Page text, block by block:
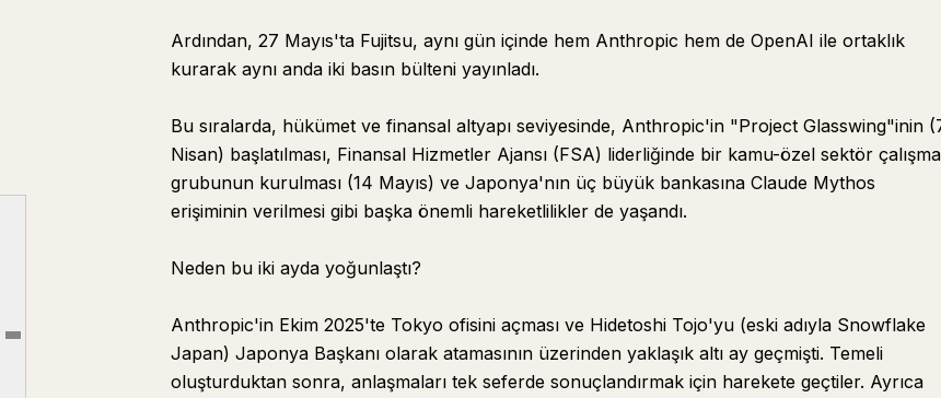
Article outline
Bölüm 2: Beş Büyük SIer—Hangi Kampa Katıldılar?
Bölüm 4: NTT Data'nın Yapısal İkilemi
Bölüm 5: NEC ve Hitachi Öne Geçti. Ama Bu Bir "Tek Yapay Zeka" Kumarı
Ardından, 27 Mayıs'ta Fujitsu, aynı gün içinde hem Anthropic hem de OpenAI ile ortaklık
kurarak aynı anda iki basın bülteni yayınladı.
Bu sıralarda, hükümet ve finansal altyapı seviyesinde, Anthropic'in "Project Glasswing"inin
Nisan) başlatılması, Finansal Hizmetler Ajansı (FSA) liderliğinde bir kamu-özel sektör çalışma
grubunun kurulması (14 Mayıs) ve Japonya'nın üç büyük bankasına Claude Mythos
erişiminin verilmesi gibi başka önemli hareketlilikler de yaşandı.
Neden bu iki ayda yoğunlaştı?
Anthropic'in Ekim 2025'te Tokyo ofisini açması ve Hidetoshi Tojo'yu (eski adıyla Snowflake
Japan) Japonya Başkanı olarak atamasının üzerinden yaklaşık altı ay geçmişti. Temeli
oluşturduktan sonra, anlaşmaları tek seferde sonuçlandırmak için harekete geçtiler. Ayrıca